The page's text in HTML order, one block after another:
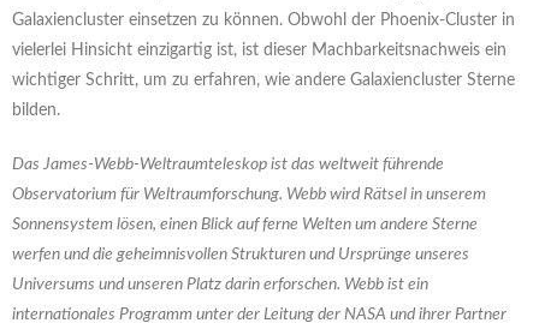
Galaxiencluster einsetzen zu können. Obwohl der Phoenix-Cluster in
vielerlei Hinsicht einzigartig ist, ist dieser Machbarkeitsnachweis ein
wichtiger Schritt, um zu erfahren, wie andere Galaxiencluster Sterne
bilden.
Das James-Webb-Weltraumteleskop ist das weltweit führende
Observatorium für Weltraumforschung. Webb wird Rätsel in unserem
Sonnensystem lösen, einen Blick auf ferne Welten um andere Sterne
werfen und die geheimnisvollen Strukturen und Ursprünge unseres
Universums und unseren Platz darin erforschen. Webb ist ein
internationales Programm unter der Leitung der NASA und ihrer Partner